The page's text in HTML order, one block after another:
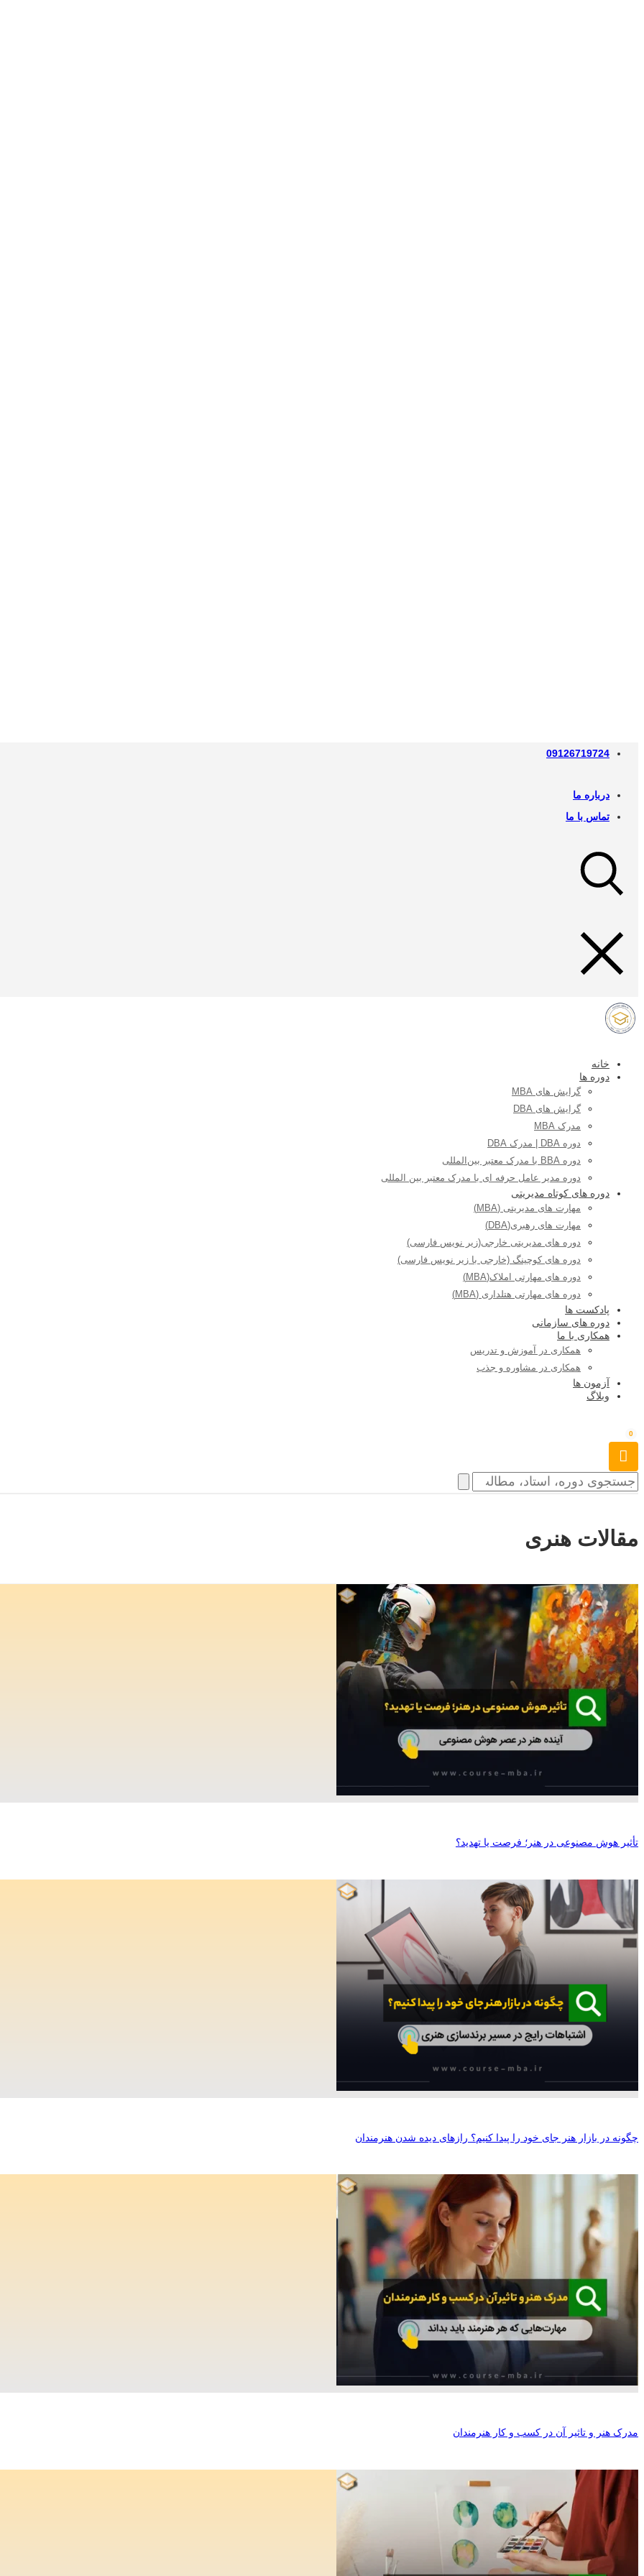
09126719724
درباره ما
تماس با ما
خانه
دوره ها
گرایش های MBA
گرایش های DBA
مدرک MBA
دوره DBA | مدرک DBA
دوره BBA با مدرک معتبر بین‌المللی
دوره مدیر عامل حرفه ای با مدرک معتبر بین المللی
دوره های کوتاه مدیریتی
مهارت های مدیریتی (MBA)
مهارت های رهبری(DBA)
دوره های مدیریتی خارجی(زیر نویس فارسی)
دوره های کوچینگ (خارجی با زیر نویس فارسی)
دوره های مهارتی املاک(MBA)
دوره های مهارتی هتلداری (MBA)
پادکست ها
دوره های سازمانی
همکاری با ما
همکاری در آموزش و تدریس
همکاری در مشاوره و جذب
آزمون ها
وبلاگ
0
مقالات هنری
تأثیر هوش مصنوعی در هنر؛ فرصت یا تهدید؟
چگونه در بازار هنر جای خود را پیدا کنیم؟ رازهای دیده شدن هنرمندان
مدرک هنر و تاثیر آن در کسب و کار هنرمندان